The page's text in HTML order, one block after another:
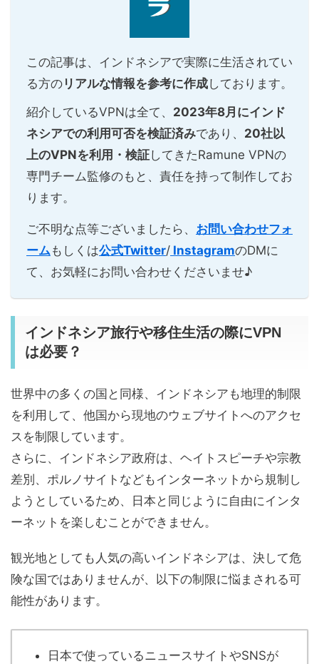
この記事は、インドネシアで実際に生活されてい
る方の リアルな情報を参考に作成しております。
紹介しているVPNは全て、 2023年8月にインド
ネシアでの利用可否を検証済みであり、 20社以
上のVPNを利用・検証してきたRamune VPNの
専門チーム監修のもと、責任を持って制作してお
ります。
ご不明な点等ございましたら、 お問い合わせフォ
ームもしくは公式Twitter/ InstagramのDMに
て、お気軽にお問い合わせくださいませ♪
インドネシア旅行や移住生活の際にVPN
は必要？
世界中の多くの国と同様、インドネシアも地理的制限
を利用して、他国から現地のウェブサイトへのアクセ
スを制限しています。
さらに、インドネシア政府は、ヘイトスピーチや宗教
差別、ポルノサイトなどもインターネットから規制し
ようとしているため、日本と同じように自由にインタ
ーネットを楽しむことができません。
観光地としても人気の高いインドネシアは、決して危
険な国ではありませんが、以下の制限に悩まされる可
能性があります。
日本で使っているニュースサイトやSNSが